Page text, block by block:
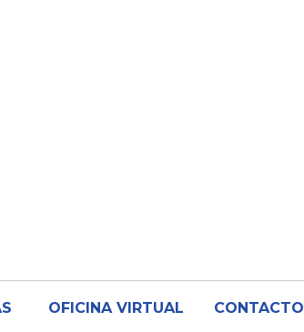
OFICINA VIRTUAL CONTACTO